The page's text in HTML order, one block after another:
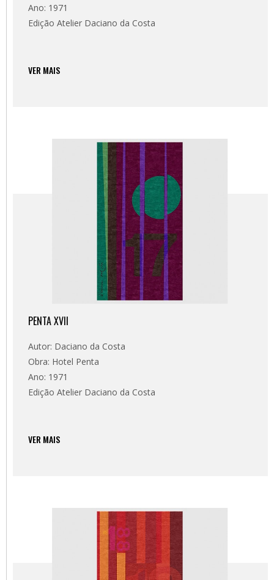
Ano: 1971
Edição Atelier Daciano da Costa
VER MAIS
PENTA XVII
Autor: Daciano da Costa
Obra: Hotel Penta
Ano: 1971
Edição Atelier Daciano da Costa
VER MAIS